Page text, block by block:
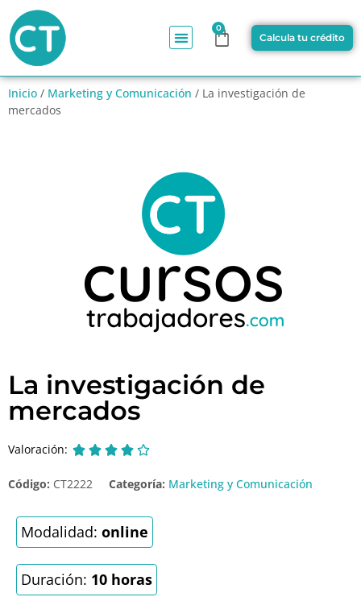
0
Calcula tu crédito
Inicio / Marketing y Comunicación / La investigación de
mercados
La investigación de
mercados
Valoración:     
Código: CT2222 Categoría: Marketing y Comunicación
Modalidad: online
Duración: 10 horas